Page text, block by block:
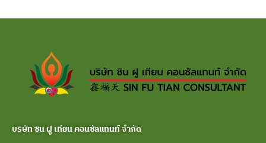
บริษัท ซิน ฝู เทียน คอนซัลแทนท์ จำกัด